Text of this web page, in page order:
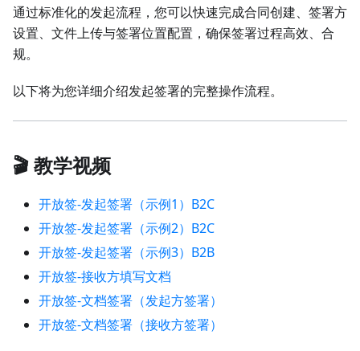
通过标准化的发起流程，您可以快速完成合同创建、签署方
设置、文件上传与签署位置配置，确保签署过程高效、合
规。
以下将为您详细介绍发起签署的完整操作流程。
🎬 教学视频
开放签-发起签署（示例1）B2C
开放签-发起签署（示例2）B2C
开放签-发起签署（示例3）B2B
开放签-接收方填写文档
开放签-文档签署（发起方签署）
开放签-文档签署（接收方签署）